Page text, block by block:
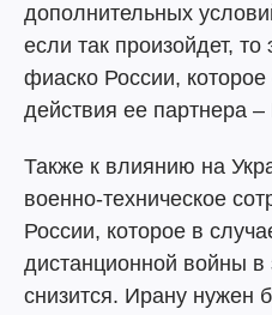
дополнительных
если так произойдет, то
фиаско России,
действия ее партнера
Также к влиянию на
военно-техническое
России, которое в
дистанционной войны в
снизится. Ирану нужен